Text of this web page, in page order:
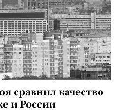
сравнил качество
и России